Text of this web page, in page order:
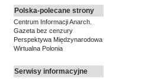
Polska-polecane strony
Centrum Informacji Anarch.
Gazeta bez cenzury
Perspektywa Międzynarodowa
Wirtualna Polonia
Serwisy informacyjne